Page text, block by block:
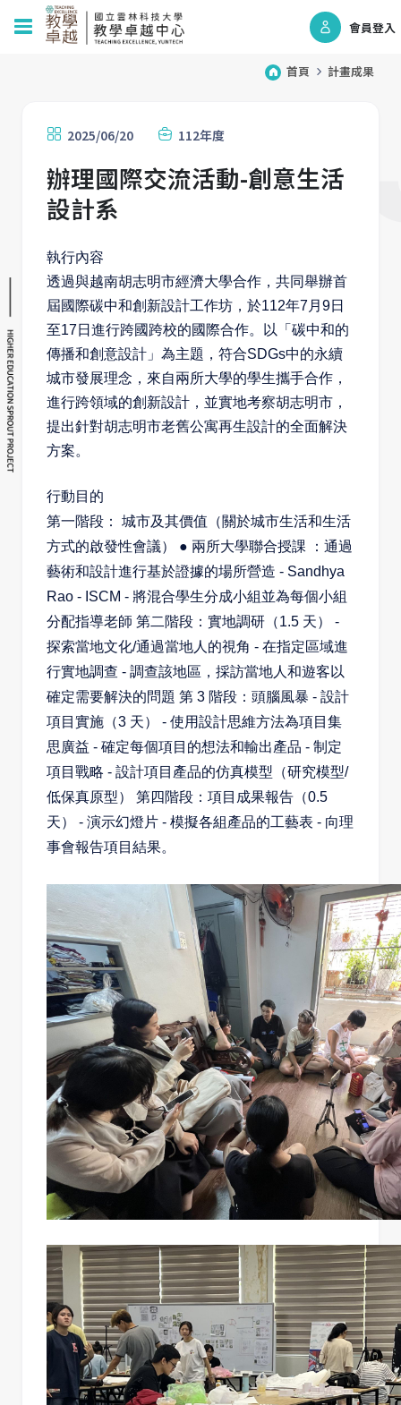
會員登入
首頁 計畫成果
2025/06/20 112年度
辦理國際交流活動-創意生活
設計系
執行內容
透過與越南胡志明市經濟大學合作，共同舉辦首
屆國際碳中和創新設計工作坊，於112年7月9日
至17日進行跨國跨校的國際合作。以「碳中和的
傳播和創意設計」為主題，符合SDGs中的永續
城市發展理念，來自兩所大學的學生攜手合作，
進行跨領域的創新設計，並實地考察胡志明市，
提出針對胡志明市老舊公寓再生設計的全面解決
方案。
行動目的
第一階段：
城市及其價值（關於城市生活和生活
方式的啟發性會議）
● 兩所大學聯合授課
：通過
藝術和設計進行基於證據的場所營造 - Sandhya
Rao - ISCM - 將混合學生分成小組並為每個小組
分配指導老師 第二階段：實地調研（1.5 天）
-
探索當地文化/通過當地人的視角 - 在指定區域進
行實地調查 - 調查該地區，採訪當地人和遊客以
確定需要解決的問題 第 3 階段：頭腦風暴 - 設計
項目實施（3 天） - 使用設計思維方法為項目集
思廣益 - 確定每個項目的想法和輸出產品 - 制定
項目戰略 - 設計項目產品的仿真模型（研究模型/
低保真原型）
第四階段：項目成果報告（0.5
天）
- 演示幻燈片 - 模擬各組產品的工藝表 - 向理
事會報告項目結果。